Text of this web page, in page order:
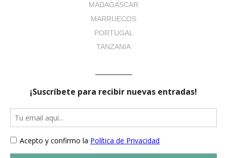
MADAGASCAR
MARRUECOS
PORTUGAL
TANZANIA